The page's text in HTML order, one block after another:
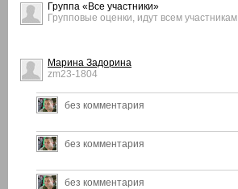
Группа «Все участники»
Групповые оценки, идут всем участникам
Марина Задорина
zm23-1804
без комментария
без комментария
без комментария